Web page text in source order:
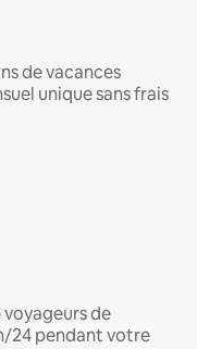
de vacances
unique sans frais
de
24 pendant votre